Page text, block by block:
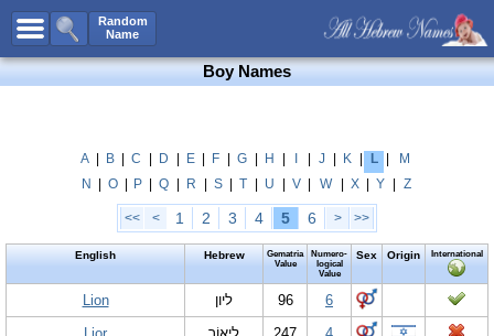
Random
Name
All Names
Boy Names
Unisex Names
Popular Names
Celebs B. Days
Boy Names
A B C D E F G H J K L
M
N
O P Q R S T U V W X Y Z
<< < 1 2 3 4 5 6 > >>
English Hebrew
Gematria
Value
Numero-
logical
Value
Sex Origin International
Lion ליון 96
6